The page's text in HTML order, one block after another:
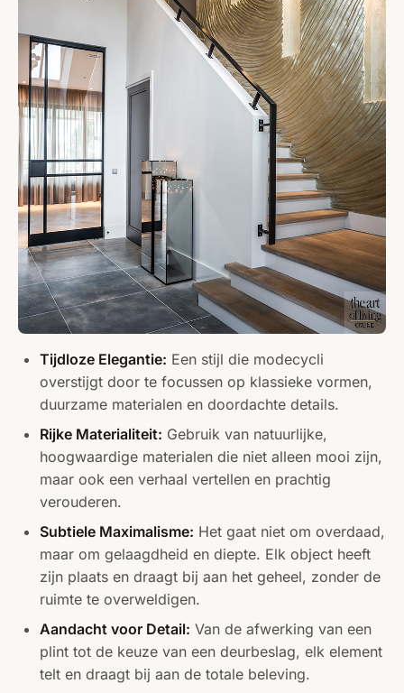
Tijdloze Elegantie: Een stijl die modecycli
overstijgt door te focussen op klassieke vormen,
duurzame materialen en doordachte details.
Rijke Materialiteit: Gebruik van natuurlijke,
hoogwaardige materialen die niet alleen mooi zijn,
maar ook een verhaal vertellen en prachtig
verouderen.
Subtiele Maximalisme: Het gaat niet om overdaad,
maar om gelaagdheid en diepte. Elk object heeft
zijn plaats en draagt bij aan het geheel, zonder de
ruimte te overweldigen.
Aandacht voor Detail: Van de afwerking van een
plint tot de keuze van een deurbeslag, elk element
telt en draagt bij aan de totale beleving.